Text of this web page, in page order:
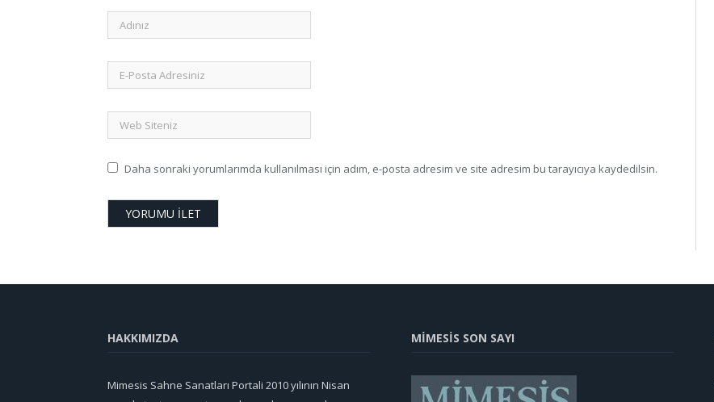
Daha sonraki yorumlarımda kullanılması için adım, e-posta adresim ve site adresim bu tarayıcıya kaydedilsin.
HAKKIMIZDA
Mimesis Sahne Sanatları Portali 2010 yılının Nisan
MİMESİS SON SAYI